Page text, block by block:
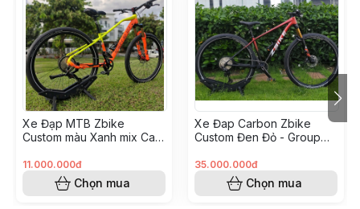
Thống
Truyền
Động
Bộ combo tay bấm - cùi đề - sên
SHIMANO DEORE M6100 1X12
Líp Sunshine 12 tầng 11-51T Taiwan
Bộ giò đĩa ZRACE bao gồm BB, Đĩa
36T Zrace
Pedal bàn đạp MZYRH siêu nhẹ sợi
nylon, 3 bạc đạn NBK - MÀU ĐEN
Xe Đạp MTB Zbike
Custom màu Xanh mix Cam
KH8248205)
11.000.000đ
Chọn mua
Xe Đap Carbon Zbike
Custom Đen Đỏ - Group
Tiêu KH8248211)
35.000.000đ
Chọn mua